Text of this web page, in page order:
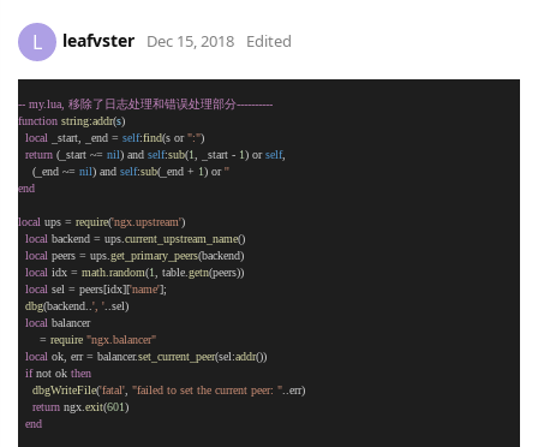
L leafvster Dec 15, 2018 Edited
-- my.lua, 移除了日志处理和错误处理部分----------
function string:addr(s)
local _start, _end = self:find(s or ":")
return (_start ~= nil) and self:sub(1 , _start - 1) or self,
    (_end ~=
nil) and self:sub(_end + 1) or ''
end
local ups = require('ngx.upstream')
local backend = ups. current_upstream_name()
local peers = ups. get_primary_peers(backend)
local idx = math.random(1 , table. getn(peers))
local sel = peers[idx]['name'];
dbg(backend.. ', ' ..sel)
local balancer
      =
require "ngx.balancer"
local ok, err = balancer.set_current_peer(sel:addr())
if not ok then
dbgWriteFile('fatal' "failed to set the current peer: " ..err)
return ngx. exit(601)
end